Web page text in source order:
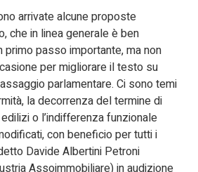
arrivate alcune proposte
che in linea generale è ben
primo passo importante, ma non
per migliorare il testo su
parlamentare. Ci sono temi
la decorrenza del termine di
o l’indifferenza funzionale
con beneficio per tutti i
Davide Albertini Petroni